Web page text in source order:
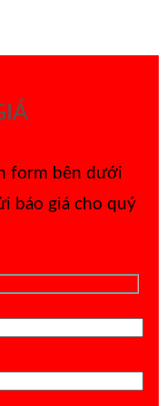
form bên dưới
báo giá cho quý